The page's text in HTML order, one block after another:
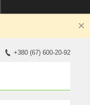
+380 (67) 600-20-92